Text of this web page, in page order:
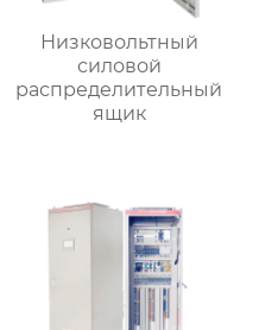
Низковольтный
силовой
распределительный
ящик